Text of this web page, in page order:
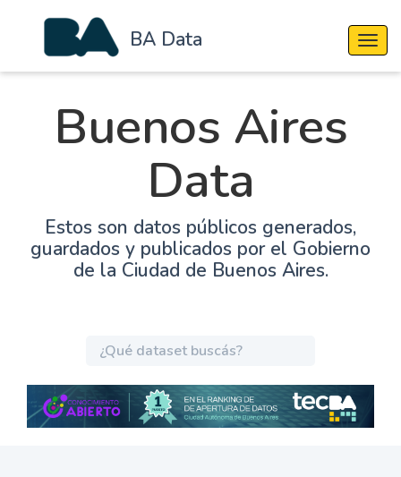
BA Data
Buenos Aires
Data
Estos son datos públicos generados,
guardados y publicados por el Gobierno
de la Ciudad de Buenos Aires.